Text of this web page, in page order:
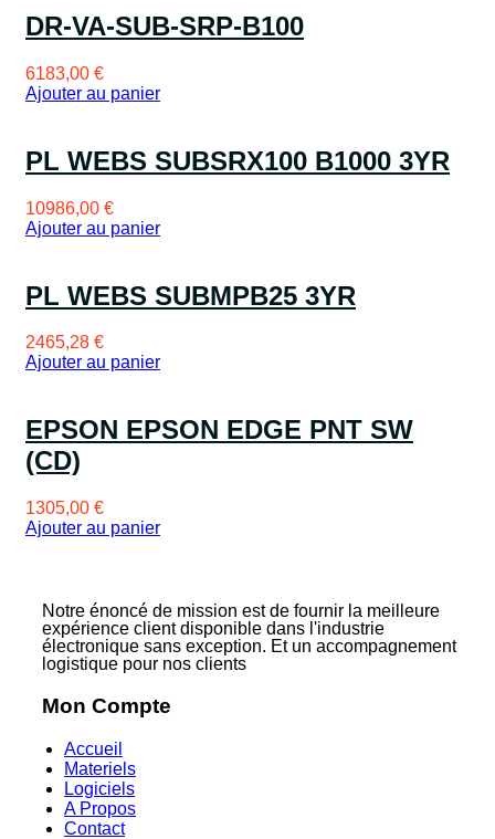
DR-VA-SUB-SRP-B100
6183,00 €
Ajouter au panier
PL WEBS SUBSRX100 B1000 3YR
10986,00 €
Ajouter au panier
PL WEBS SUBMPB25 3YR
2465,28 €
Ajouter au panier
EPSON EPSON EDGE PNT SW
(CD)
1305,00 €
Ajouter au panier
Notre énoncé de mission est de fournir la meilleure
expérience client disponible dans l'industrie
électronique sans exception. Et un accompagnement
logistique pour nos clients
Mon Compte
Accueil
Materiels
Logiciels
A Propos
Contact